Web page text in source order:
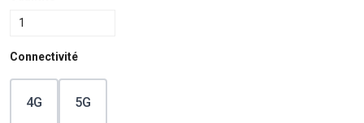
Connectivité
4G 5G